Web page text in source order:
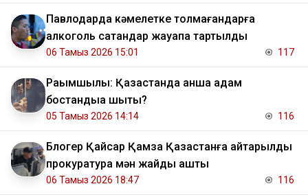
Павлодарда кәмелетке толмағандарға
алкоголь сатқандар жауапқа тартылды
06 Тамыз 2026 15:01 117
Рақымшылық: Қазақстанда қанша адам
бостандыққа шықты?
05 Тамыз 2026 14:14 116
Блогер Қайсар Қамза Қазақстанға қайтарылды
прокуратура мән жайды ашты
06 Тамыз 2026 18:47 116